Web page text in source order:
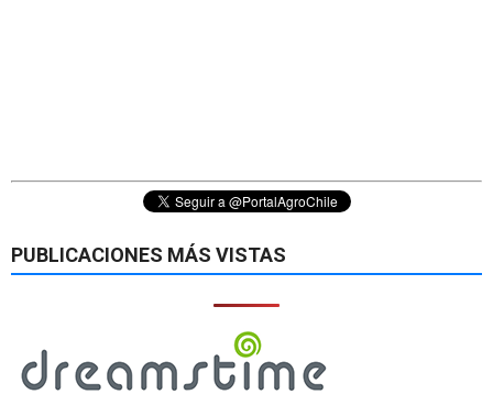
PUBLICACIONES MÁS VISTAS